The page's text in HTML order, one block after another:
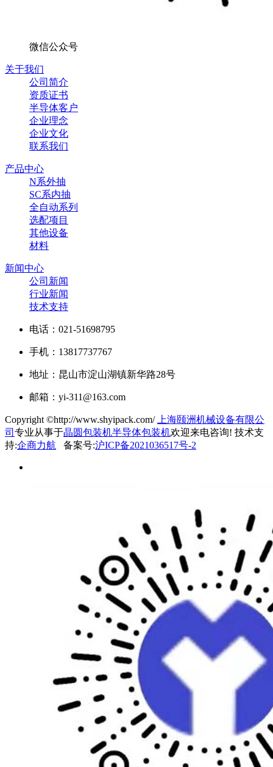
微信公众号
关于我们
公司简介
资质证书
半导体客户
企业理念
企业文化
联系我们
产品中心
N系外抽
SC系内抽
全自动系列
选配项目
其他设备
材料
新闻中心
公司新闻
行业新闻
技术支持
电话：021-51698795
手机：13817737767
地址：昆山市淀山湖镇新华路28号
邮箱：yi-311@163.com
Copyright ©http://www.shyipack.com/上海颐洲机械设备有限公
司 专业从事于晶圆包装机半导体包装机欢迎来电咨询! 技术支
持:企商力航 备案号:沪ICP备2021036517号-2